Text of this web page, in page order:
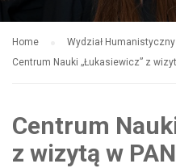
Home
Wydział Humanistyczny
Centrum Nauki „Łukasiewicz” z
Centrum
z wizytą w